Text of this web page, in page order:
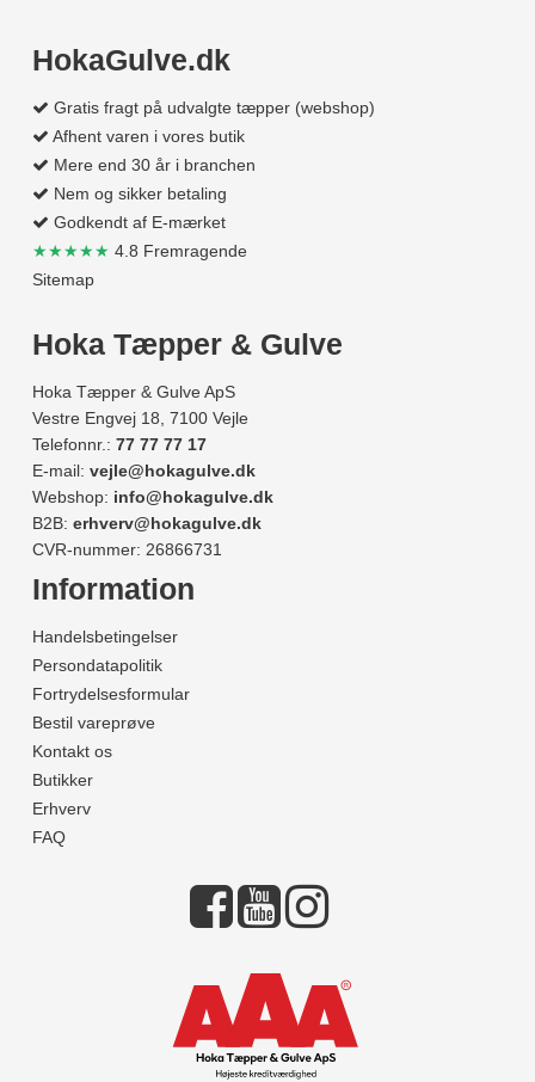
HokaGulve.dk
Gratis fragt på udvalgte tæpper (webshop)
Afhent varen i vores butik
Mere end 30 år i branchen
Nem og sikker betaling
Godkendt af E-mærket
★★★★★ 4.8 Fremragende
Sitemap
Hoka Tæpper & Gulve
Hoka Tæpper & Gulve ApS
Vestre Engvej 18, 7100 Vejle
Telefonnr.: 77 77 77 17
E-mail: vejle@hokagulve.dk
Webshop: info@hokagulve.dk
B2B: erhverv@hokagulve.dk
CVR-nummer: 26866731
Information
Handelsbetingelser
Persondatapolitik
Fortrydelsesformular
Bestil vareprøve
Kontakt os
Butikker
Erhverv
FAQ